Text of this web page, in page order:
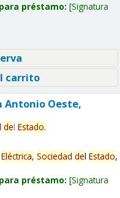
préstamo: Signatura
carrito
Antonio Oeste,
del Estado.
Eléctrica, Sociedad del Estado,
préstamo: Signatura